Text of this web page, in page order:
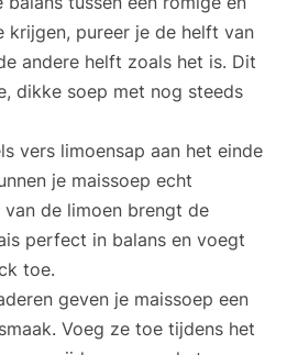
krijgen, pureer je de helft van
andere helft zoals het is. Dit
dikke soep met nog steeds
vers limoensap aan het einde
je maissoep echt
de limoen brengt de
perfect in balans en voegt
toe.
geven je maissoep een
Voeg ze toe tijdens het